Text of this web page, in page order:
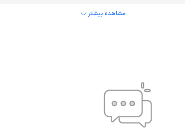
مشاهده بیشتر